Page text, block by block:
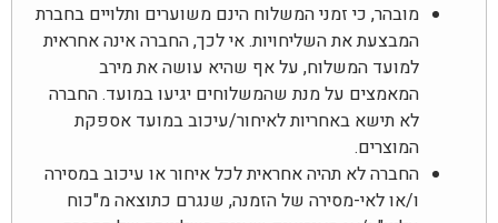
מובהר, כי זמני המשלוח הינם משוערים ותלויים בחברת
המבצעת את השליחויות. אי לכך, החברה אינה אחראית
למועד המשלוח, על אף שהיא עושה את מירב
המאמצים על מנת שהמשלוחים יגיעו במועד. החברה
לא תישא באחריות לאיחור/עיכוב במועד אספקת
המוצרים.
החברה לא תהיה אחראית לכל איחור או עיכוב במסירה
ו/או לאי-מסירה של הזמנה, שנגרם כתוצאה מ"כוח